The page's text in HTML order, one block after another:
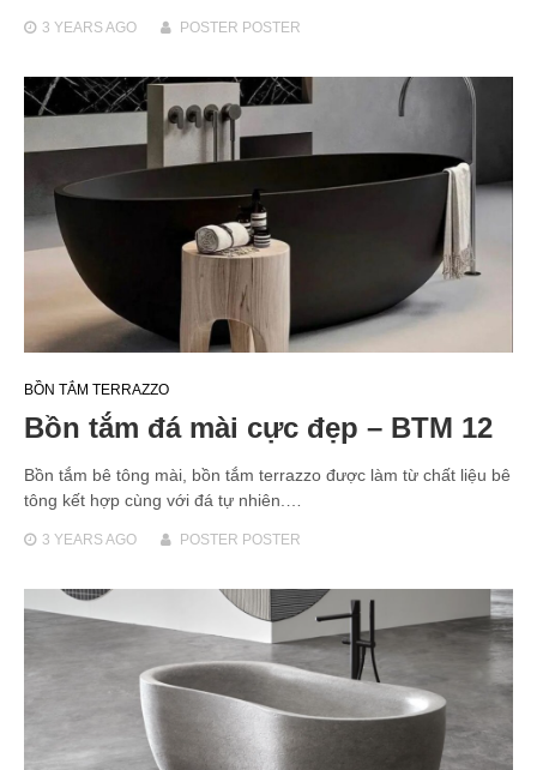
3 YEARSAGO POSTER POSTER
BỒN TẮM TERRAZZO
Bồn tắm đá mài cực đẹp – BTM 12
Bồn tắm bê tông mài, bồn tắm terrazzo được làm từ chất liệu bê
tông kết hợp cùng với đá tự nhiên.…
3 YEARSAGO POSTER POSTER